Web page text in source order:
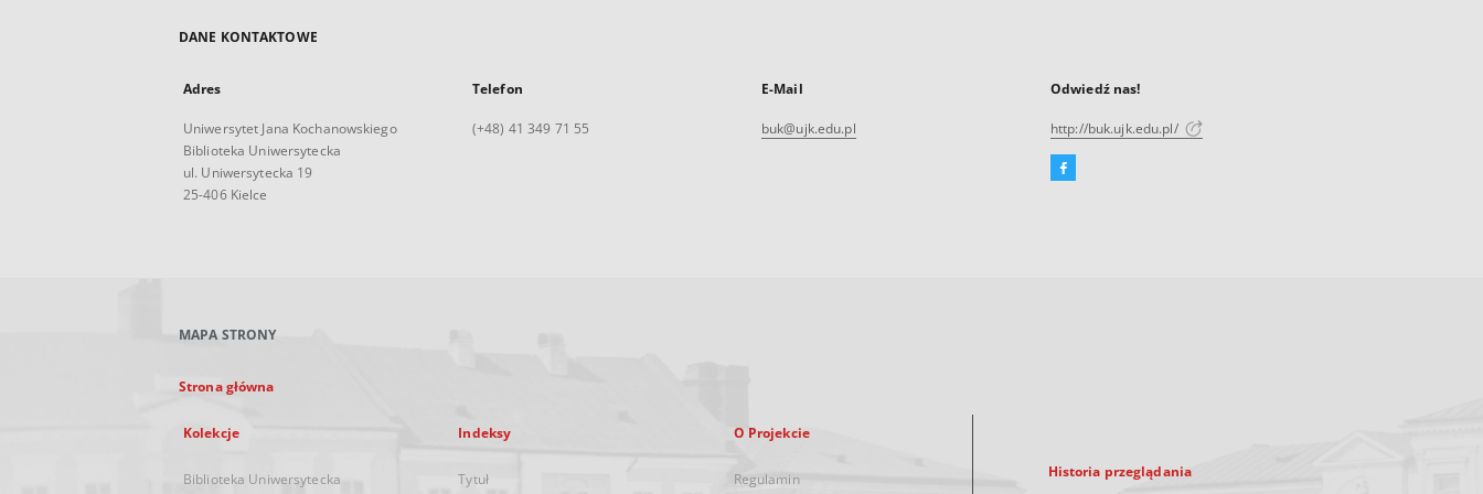
DANE KONTAKTOWE
Adres
Uniwersytet Jana Kochanowskiego
Biblioteka Uniwersytecka
ul. Uniwersytecka 19
25-406 Kielce
Telefon
(+48) 41 349 71 55
E-Mail
buk@ujk.edu.pl
Odwiedź nas!
http://buk.ujk.edu.pl/
Facebook
MAPA STRONY
Strona główna
Kolekcje
Biblioteka Uniwersytecka
Indeksy
Tytuł
O Projekcie
Regulamin Historia przeglądania